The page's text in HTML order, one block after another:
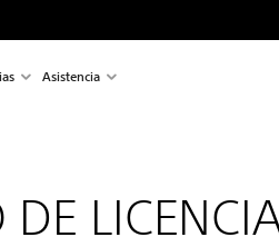
Asistencia
DE